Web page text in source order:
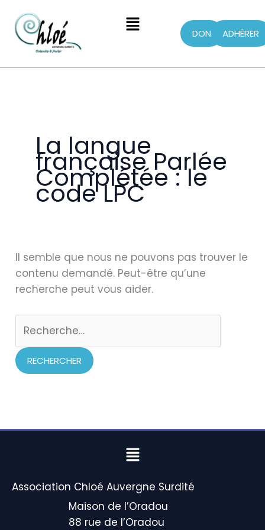
Menu
DON ADHÉRER
La langue
française Parlée
Complétée : le
code LPC
Il semble que nous ne pouvons pas trouver le
contenu demandé. Peut-être qu’une
recherche peut vous aider.
Menu
Association Chloé Auvergne Surdité
Maison de l’Oradou
88 rue de l’Oradou